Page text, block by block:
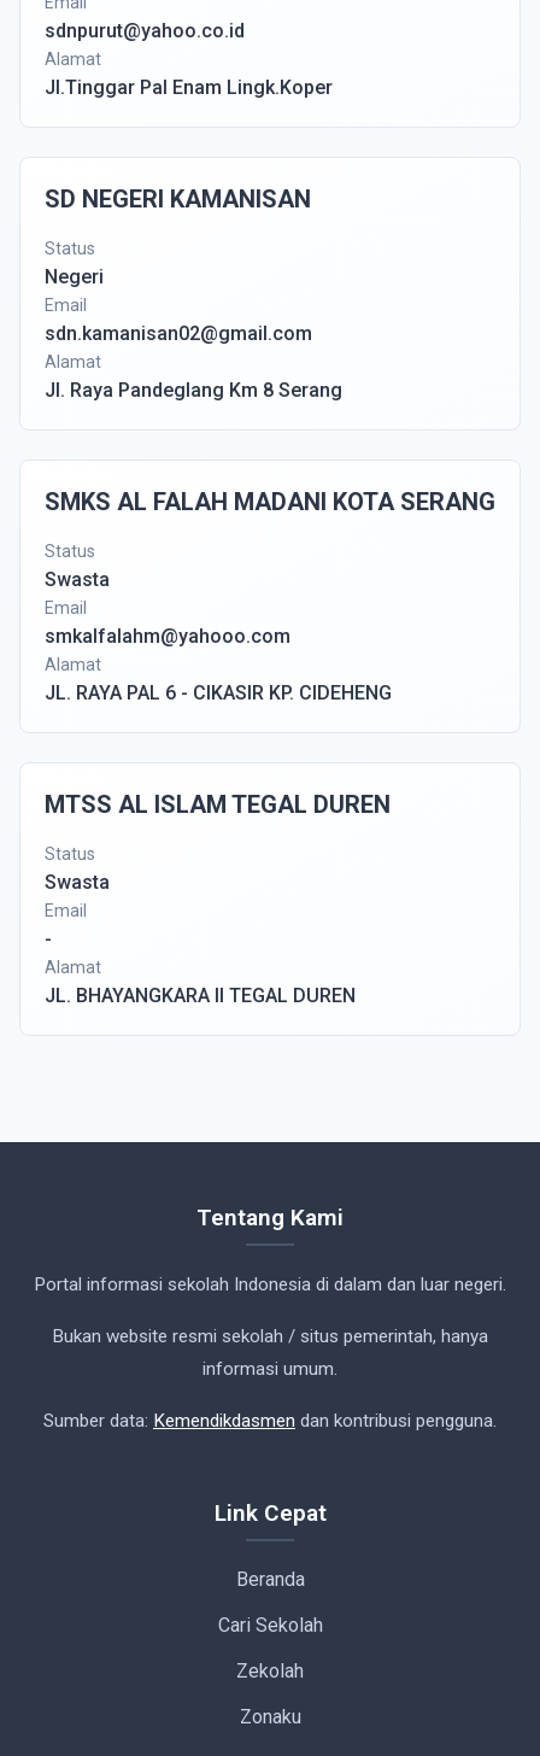
sdnpurut@yahoo.co.id
Alamat
Jl.Tinggar Pal Enam Lingk.Koper
SD NEGERI KAMANISAN
Status
Negeri
Email
sdn.kamanisan02@gmail.com
Alamat
Jl. Raya Pandeglang Km 8 Serang
SMKS AL FALAH MADANI KOTA SERANG
Status
Swasta
Email
smkalfalahm@yahooo.com
Alamat
JL. RAYA PAL 6 - CIKASIR KP. CIDEHENG
MTSS AL ISLAM TEGAL DUREN
Status
Swasta
Email
-
Alamat
JL. BHAYANGKARA II TEGAL DUREN
Tentang Kami
Portal informasi sekolah Indonesia di dalam dan luar negeri.
Bukan website resmi sekolah / situs pemerintah, hanya
informasi umum.
Sumber data: Kemendikdasmen dan kontribusi pengguna.
Link Cepat
Beranda
Cari Sekolah
Zekolah
Zonaku